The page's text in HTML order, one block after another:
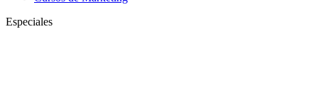
Especiales